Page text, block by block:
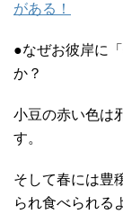
がある！
●なぜお彼岸に
か？
小豆の赤い色は
す。
そして春には豊
られ食べられる